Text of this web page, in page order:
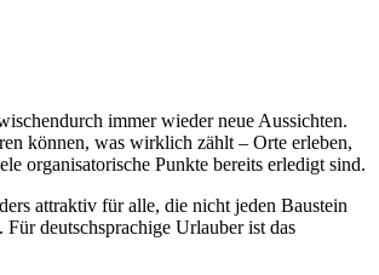
immer wieder neue Aussichten.
können, was wirklich zählt – Orte erleben,
organisatorische Punkte bereits erledigt sind.
attraktiv für alle, die nicht jeden Baustein
deutschsprachige Urlauber ist das